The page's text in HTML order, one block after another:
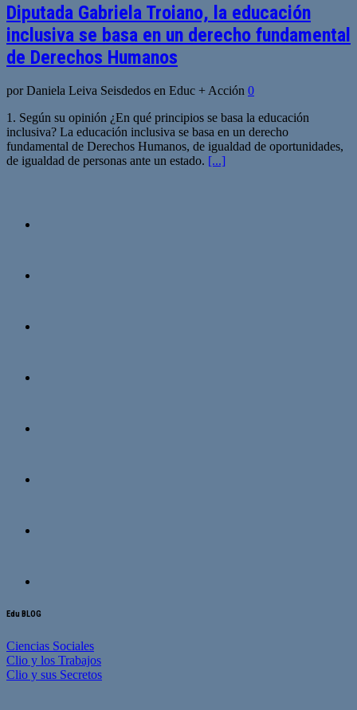
Diputada Gabriela Troiano, la educación
inclusiva se basa en un derecho fundamental
de Derechos Humanos
por Daniela Leiva Seisdedos en Educ + Acción 0
1. Según su opinión ¿En qué principios se basa la educación
inclusiva? La educación inclusiva se basa en un derecho
fundamental de Derechos Humanos, de igualdad de oportunidades,
de igualdad de personas ante un estado. [...]
Edu BLOG
Ciencias Sociales
Clio y los Trabajos
Clio y sus Secretos